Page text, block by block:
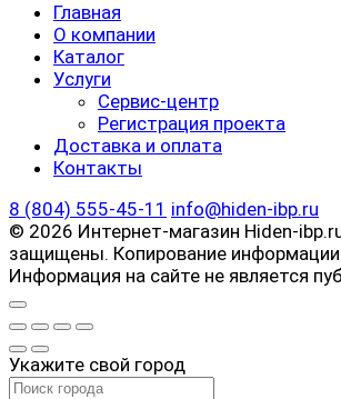
Главная
О компании
Каталог
Услуги
Сервис-центр
Регистрация проекта
Доставка и оплата
Контакты
8 (804) 555-45-11 info@hiden-ibp.ru
© 2026 Интернет-магазин Hiden-
защищены. Копирование
Информация на сайте не является
Укажите свой город